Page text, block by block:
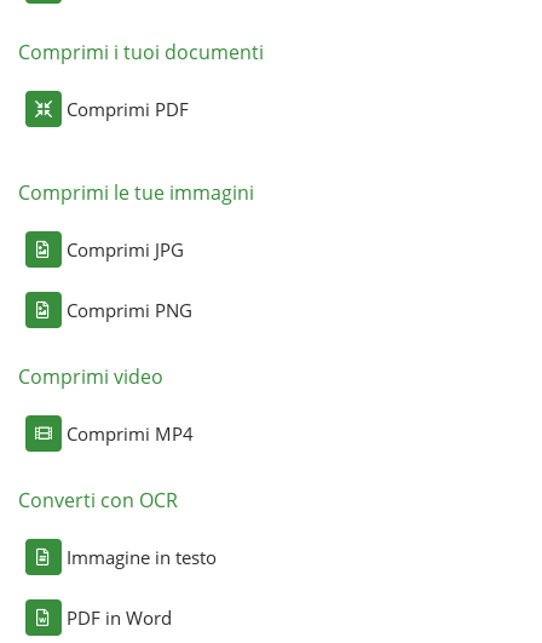
Comprimi i tuoi documenti
Comprimi PDF
Comprimi le tue immagini
Comprimi JPG
Comprimi PNG
Comprimi video
Comprimi MP4
Converti con OCR
Immagine in testo
PDF in Word